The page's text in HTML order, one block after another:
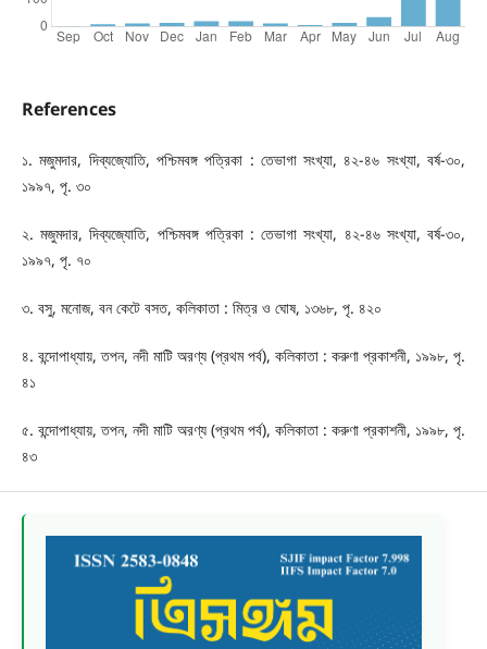
References
১. মজুমদার, দিব্যজ্যোতি, পশ্চিমবঙ্গ পত্রিকা : তেভাগা সংখ্যা, ৪২-৪৬ সংখ্যা, বর্ষ-৩০,
১৯৯৭, পৃ. ৩০
২. মজুমদার, দিব্যজ্যোতি, পশ্চিমবঙ্গ পত্রিকা : তেভাগা সংখ্যা, ৪২-৪৬ সংখ্যা, বর্ষ-৩০,
১৯৯৭, পৃ. ৭০
৩. বসু, মনোজ, বন কেটে বসত, কলিকাতা : মিত্র ও ঘোষ, ১৩৬৮, পৃ. ৪২০
৪. বন্দোপাধ্যায়, তপন, নদী মাটি অরণ্য (প্রথম পর্ব), কলিকাতা : করুণা প্রকাশনী, ১৯৯৮, পৃ.
৪১
৫. বন্দোপাধ্যায়, তপন, নদী মাটি অরণ্য (প্রথম পর্ব), কলিকাতা : করুণা প্রকাশনী, ১৯৯৮, পৃ.
৪৩